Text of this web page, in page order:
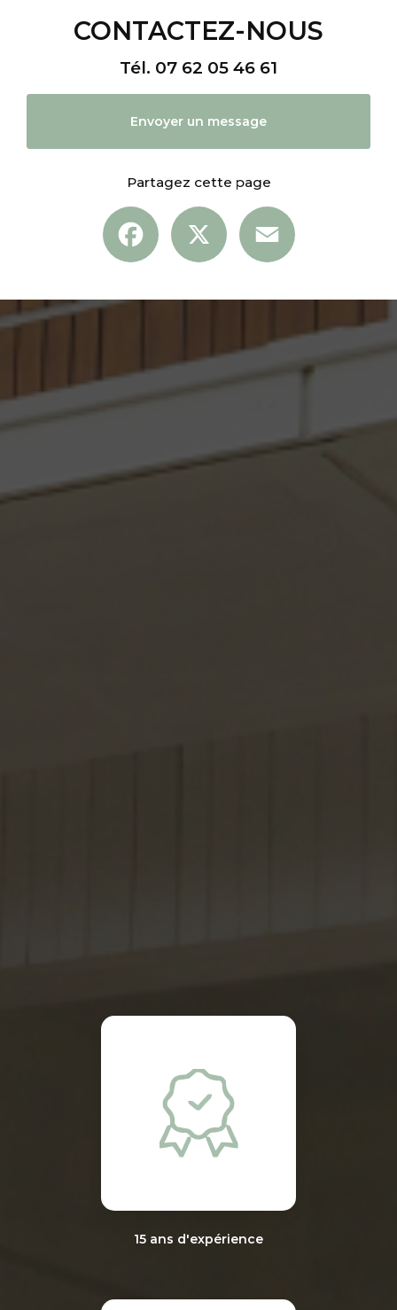
CONTACTEZ-NOUS
Tél. 07 62 05 46 61
Envoyer un message
Partagez cette page
Facebook
15 ans d'expérience